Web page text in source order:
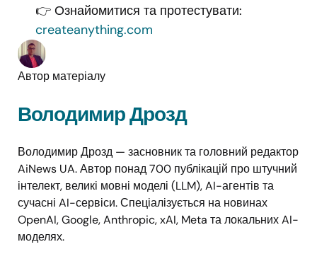
👉 Ознайомитися та протестувати:
createanything.com
Автор матеріалу
Володимир Дрозд
Володимир Дрозд — засновник та головний редактор
AiNews UA. Автор понад 700 публікацій про штучний
інтелект, великі мовні моделі (LLM), AI-агентів та
сучасні AI-сервіси. Спеціалізується на новинах
OpenAI, Google, Anthropic, xAI, Meta та локальних AI-
моделях.